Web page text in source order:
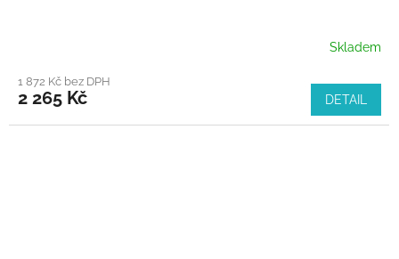
Skladem
1 872 Kč bez DPH
2 265 Kč DETAIL